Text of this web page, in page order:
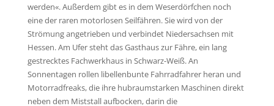
werden«. Außerdem gibt es in dem Weserdörfchen noch
eine der raren motorlosen Seilfähren. Sie wird von der
Strömung angetrieben und verbindet Niedersachsen mit
Hessen. Am Ufer steht das Gasthaus zur Fähre, ein lang
gestrecktes Fachwerkhaus in Schwarz-Weiß. An
Sonnentagen rollen libellenbunte Fahrradfahrer heran und
Motorradfreaks, die ihre hubraumstarken Maschinen direkt
neben dem Miststall aufbocken, darin die